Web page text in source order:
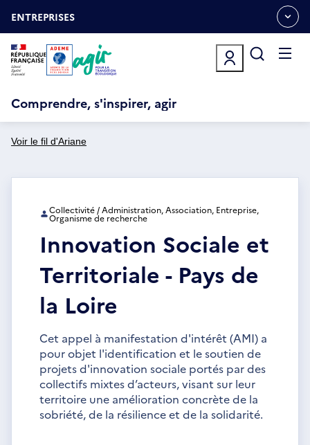
auOUVRIR
LE
MENU
ESPACE
ENTREPRISES
Comprendre, s'inspirer, agir
Voir le fil d'Ariane
Collectivité / Administration, Association, Entreprise,
Organisme de recherche
Innovation Sociale et
Territoriale - Pays de
la Loire
Cet appel à manifestation d'intérêt (AMI) a
pour objet l'identification et le soutien de
projets d'innovation sociale portés par des
collectifs mixtes d’acteurs, visant sur leur
territoire une amélioration concrète de la
sobriété, de la résilience et de la solidarité.